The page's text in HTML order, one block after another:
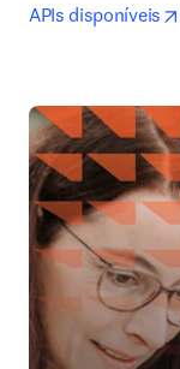
APIs disponíveis